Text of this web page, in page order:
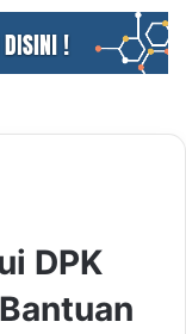
DPK